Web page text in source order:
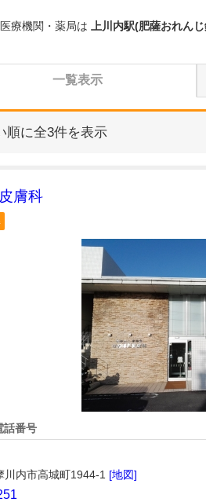
療機関・薬局は 上川内駅(肥薩おれん
一覧表示
順に全3件を表示
膚科
話番号
川内市高城町1944-1 [地図]